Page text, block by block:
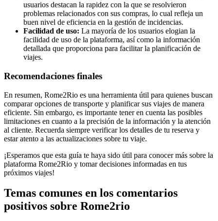
usuarios destacan la rapidez con la que se resolvieron
problemas relacionados con sus compras, lo cual refleja un
buen nivel de eficiencia en la gestión de incidencias.
Facilidad de uso: La mayoría de los usuarios elogian la
facilidad de uso de la plataforma, así como la información
detallada que proporciona para facilitar la planificación de
viajes.
Recomendaciones finales
En resumen, Rome2Rio es una herramienta útil para quienes buscan
comparar opciones de transporte y planificar sus viajes de manera
eficiente. Sin embargo, es importante tener en cuenta las posibles
limitaciones en cuanto a la precisión de la información y la atención
al cliente. Recuerda siempre verificar los detalles de tu reserva y
estar atento a las actualizaciones sobre tu viaje.
¡Esperamos que esta guía te haya sido útil para conocer más sobre la
plataforma Rome2Rio y tomar decisiones informadas en tus
próximos viajes!
Temas comunes en los comentarios
positivos sobre Rome2rio